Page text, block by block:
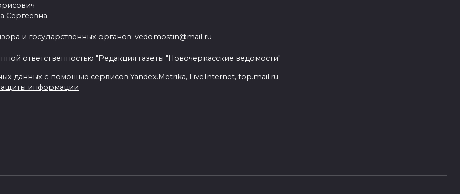
Сергеевна
и государственных органов:vedomostin@mail.ru
ответственностью "Редакция газеты "Новочеркасские ведомости"
данных с помощью сервисов Yandex.Metrika, LiveInternet, top.mail.ru
информации